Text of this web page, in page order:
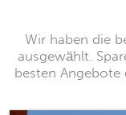
Wir haben die
ausgewählt.
besten Angebote